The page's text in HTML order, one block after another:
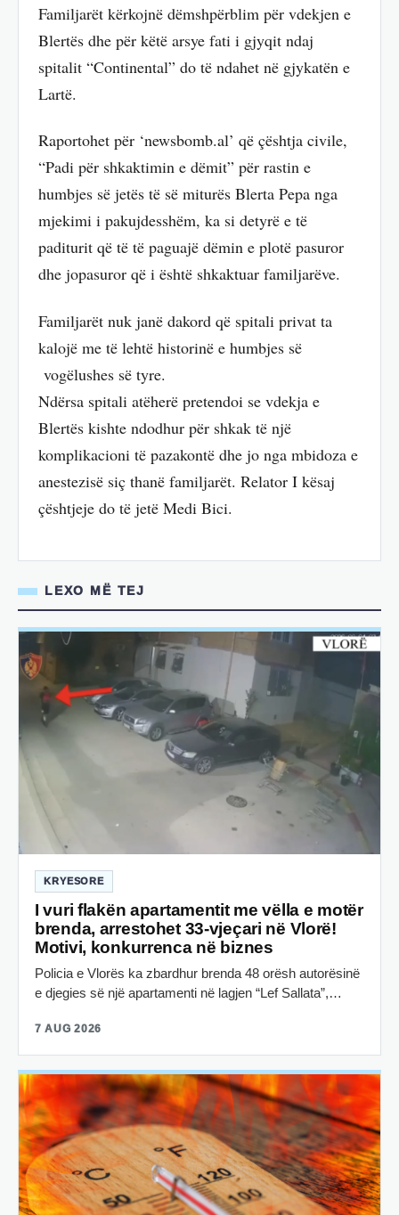
Familjarët kërkojnë dëmshpërblim për vdekjen e
Blertës dhe për këtë arsye fati i gjyqit ndaj
spitalit “Continental” do të ndahet në gjykatën e
Lartë.
Raportohet për ‘newsbomb.al’ që çështja civile,
“Padi për shkaktimin e dëmit” për rastin e
humbjes së jetës të së miturës Blerta Pepa nga
mjekimi i pakujdesshëm, ka si detyrë e të
paditurit që të të paguajë dëmin e plotë pasuror
dhe jopasuror që i është shkaktuar familjarëve.
Familjarët nuk janë dakord që spitali privat ta
kalojë me të lehtë historinë e humbjes së
vogëlushes së tyre.
Ndërsa spitali atëherë pretendoi se vdekja e
Blertës kishte ndodhur për shkak të një
komplikacioni të pazakontë dhe jo nga mbidoza e
anestezisë siç thanë familjarët. Relator I kësaj
çështjeje do të jetë Medi Bici.
LEXO MË TEJ
KRYESORE
I vuri flakën apartamentit me vëlla e motër
brenda, arrestohet 33-vjeçari në Vlorë!
Motivi, konkurrenca në biznes
Policia e Vlorës ka zbardhur brenda 48 orësh autorësinë
e djegies së një apartamenti në lagjen “Lef Sallata”,…
7 AUG 2026